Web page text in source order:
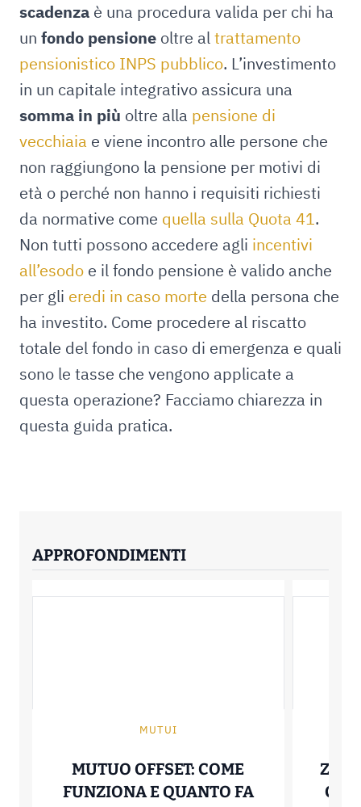
scadenza è una procedura valida per chi ha
un fondo pensione oltre altrattamento
pensionistico INPS pubblico. L’investimento
in un capitale integrativo assicura una
somma in più oltre alla pensione di
vecchiaia e viene incontro alle persone che
non raggiungono la pensione per motivi di
età o perché non hanno i requisiti richiesti
da normative come quella sulla Quota 41.
Non tutti possono accedere agli incentivi
all’esodo e il fondo pensione è valido anche
per gli eredi in caso morte della persona che
ha investito. Come procedere al riscatto
totale del fondo in caso di emergenza e quali
sono le tasse che vengono applicate a
questa operazione? Facciamo chiarezza in
questa guida pratica.
APPROFONDIMENTI
MUTUI
MUTUO OFFSET: COME
FUNZIONA E QUANTO FA